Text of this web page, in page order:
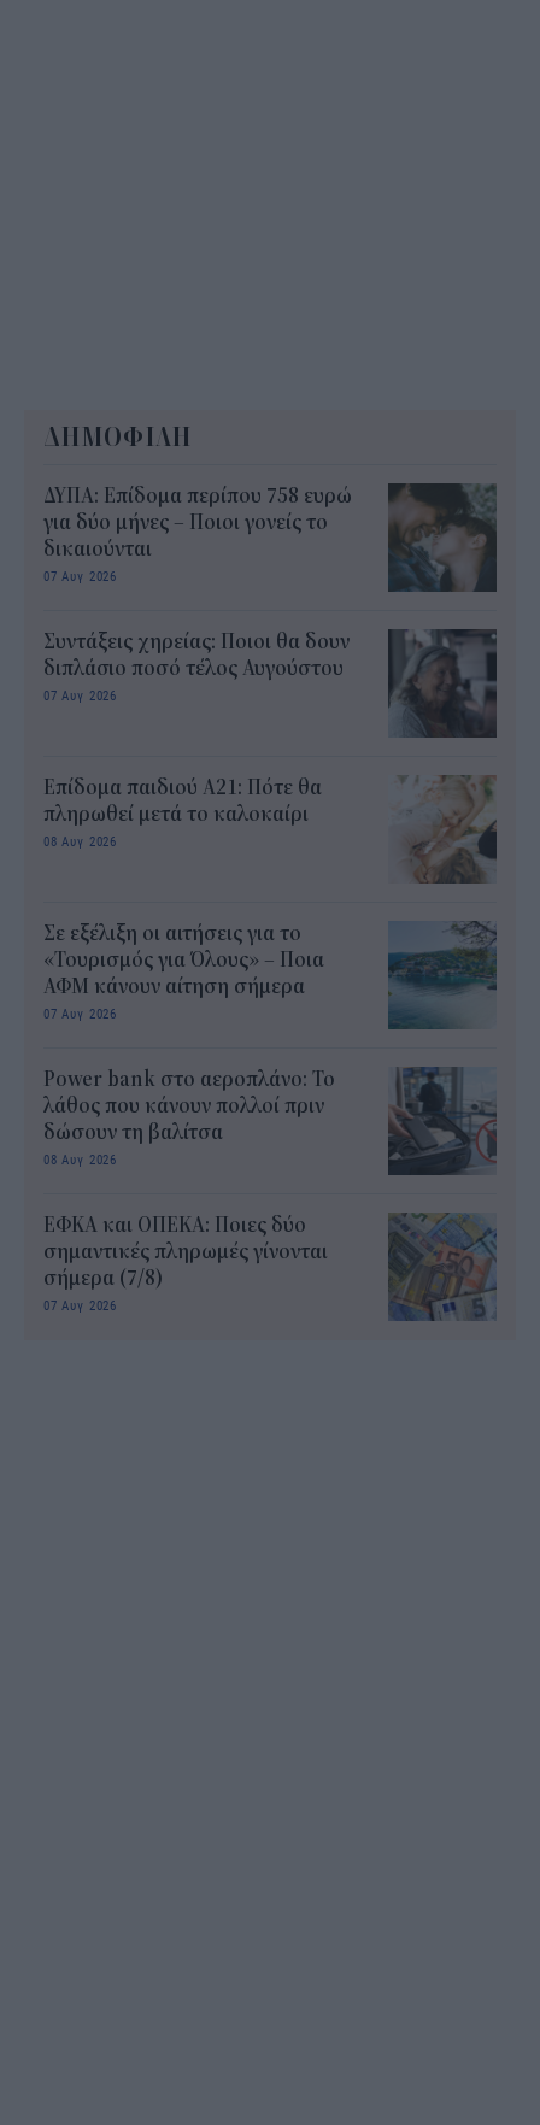
ΔΗΜΟΦΙΛΗ
ΔΥΠΑ: Επίδομα περίπου 758 ευρώ
για δύο μήνες – Ποιοι γονείς το
δικαιούνται
07 Αυγ 2026
Συντάξεις χηρείας: Ποιοι θα δουν
διπλάσιο ποσό τέλος Αυγούστου
07 Αυγ 2026
Επίδομα παιδιού Α21: Πότε θα
πληρωθεί μετά το καλοκαίρι
08 Αυγ 2026
Σε εξέλιξη οι αιτήσεις για το
«Τουρισμός για Όλους» – Ποια
ΑΦΜ κάνουν αίτηση σήμερα
07 Αυγ 2026
Power bank στο αεροπλάνο: Το
λάθος που κάνουν πολλοί πριν
δώσουν τη βαλίτσα
08 Αυγ 2026
ΕΦΚΑ και ΟΠΕΚΑ: Ποιες δύο
σημαντικές πληρωμές γίνονται
σήμερα (7/8)
07 Αυγ 2026